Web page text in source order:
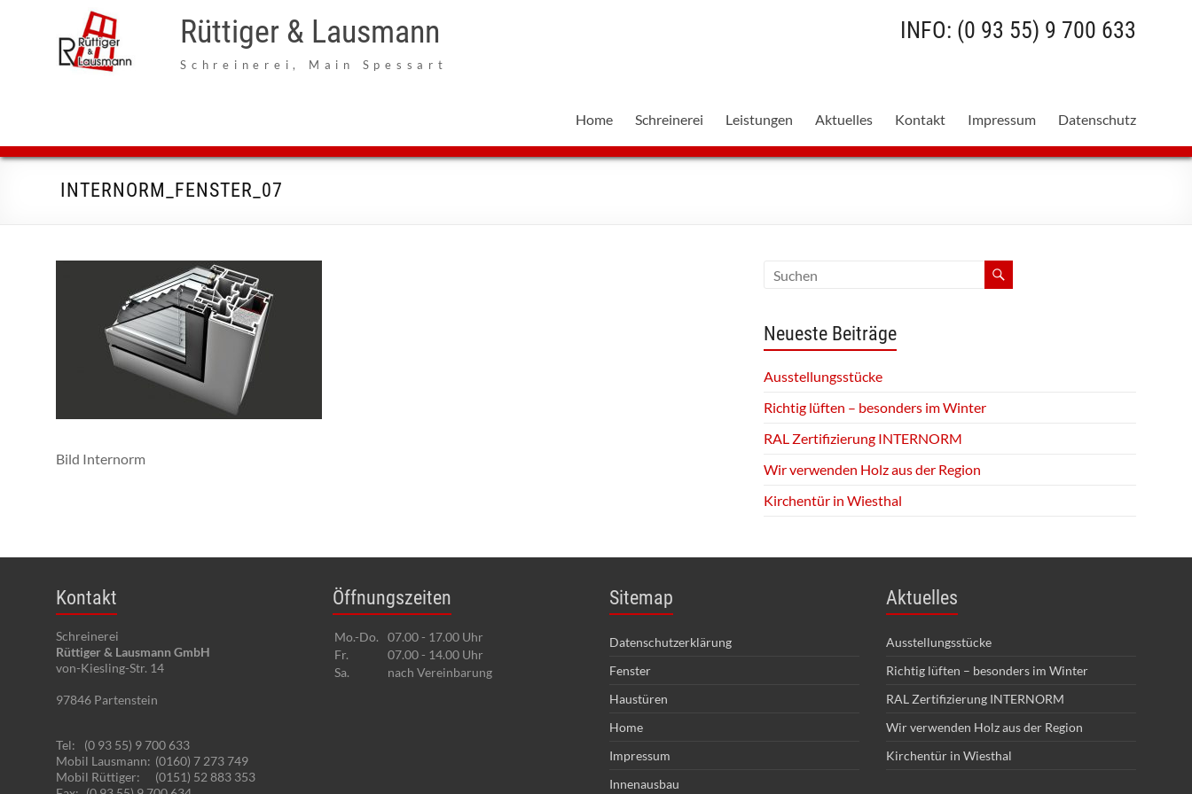
Rüttiger & Lausmann
Schreinerei, Main Spessart
INFO: (0 93 55) 9 700 633
Home Schreinerei Leistungen Aktuelles Kontakt Impressum Datenschutz
INTERNORM_FENSTER_07
Bild Internorm
Neueste Beiträge
Ausstellungsstücke
Richtig lüften – besonders im Winter
RAL Zertifizierung INTERNORM
Wir verwenden Holz aus der Region
Kirchentür in Wiesthal
Kontakt
Schreinerei
Rüttiger & Lausmann GmbH
von-Kiesling-Str. 14
97846 Partenstein
Tel:
(0 93 55) 9 700 633
Mobil Lausmann: (0160) 7 273 749
Mobil Rüttiger:
(0151) 52 883 353
Öffnungszeiten
Mo.-Do.
07.00 - 17.00 Uhr
Fr.
07.00 - 14.00 Uhr
Sa.
nach Vereinbarung
Sitemap
Datenschutzerklärung
Fenster
Haustüren
Home
Impressum
Innenausbau
Aktuelles
Ausstellungsstücke
Richtig lüften – besonders im Winter
RAL Zertifizierung INTERNORM
Wir verwenden Holz aus der Region
Kirchentür in Wiesthal